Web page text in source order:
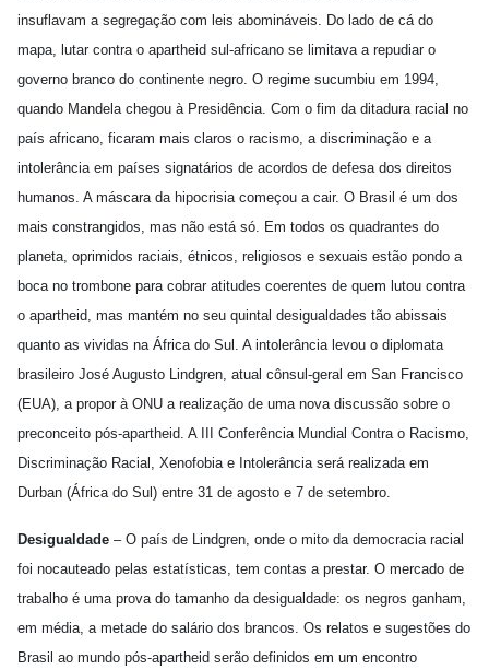
insuflavam a segregação com leis abomináveis. Do lado de cá do
mapa, lutar contra o apartheid sul-africano se limitava a repudiar o
governo branco do continente negro. O regime sucumbiu em 1994,
quando Mandela chegou à Presidência. Com o fim da ditadura racial no
país africano, ficaram mais claros o racismo, a discriminação e a
intolerância em países signatários de acordos de defesa dos direitos
humanos. A máscara da hipocrisia começou a cair. O Brasil é um dos
mais constrangidos, mas não está só. Em todos os quadrantes do
planeta, oprimidos raciais, étnicos, religiosos e sexuais estão pondo a
boca no trombone para cobrar atitudes coerentes de quem lutou contra
o apartheid, mas mantém no seu quintal desigualdades tão abissais
quanto as vividas na África do Sul. A intolerância levou o diplomata
brasileiro José Augusto Lindgren, atual cônsul-geral em San Francisco
(EUA), a propor à ONU a realização de uma nova discussão sobre o
preconceito pós-apartheid. A III Conferência Mundial Contra o Racismo,
Discriminação Racial, Xenofobia e Intolerância será realizada em
Durban (África do Sul) entre 31 de agosto e 7 de setembro.
Desigualdade – O país de Lindgren, onde o mito da democracia racial
foi nocauteado pelas estatísticas, tem contas a prestar. O mercado de
trabalho é uma prova do tamanho da desigualdade: os negros ganham,
em média, a metade do salário dos brancos. Os relatos e sugestões do
Brasil ao mundo pós-apartheid serão definidos em um encontro